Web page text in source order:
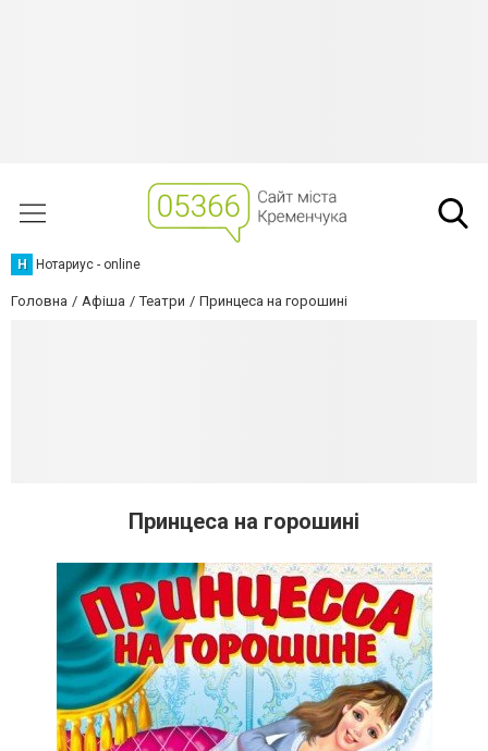
Н Нотариус - online
Головна Афіша Театри Принцеса на горошині
Принцеса на горошині